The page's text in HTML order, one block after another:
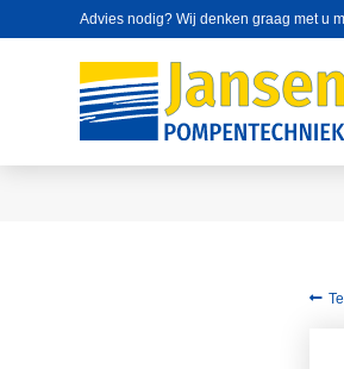
Advies nodig? Wij denken graag met u